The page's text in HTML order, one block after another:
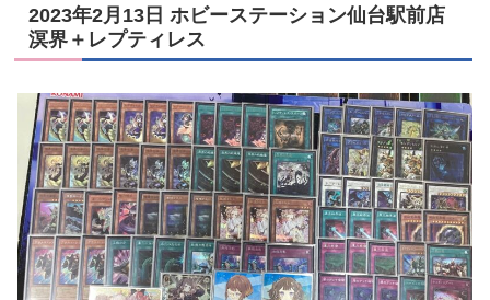
2023年2月13日 ホビーステーション仙台駅前店
溟界＋レプティレス